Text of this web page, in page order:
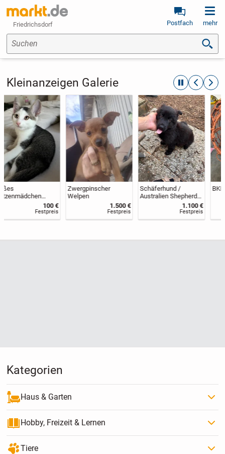
Friedrichsdorf Postfach mehr
Suchen
Kleinanzeigen Galerie automatische
Zwergpinscher
Welpen
1.500 €
Festpreis
Schäferhund /
Australien Shepherd
(Assistenshund/Rettu
ngshund/Mantrailer)
1.100 €
Festpreis
BKH kitten Reinrassig
490 €
Festpreis
Kategorien
Haus & Garten
Hobby, Freizeit & Lernen
Tiere